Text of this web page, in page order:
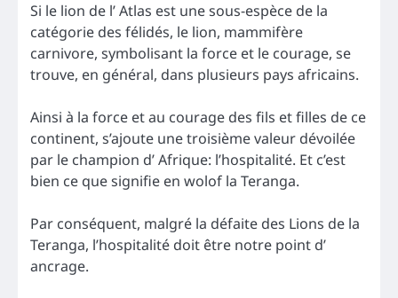
Si le lion de l’ Atlas est une sous-espèce de la
catégorie des félidés, le lion, mammifère
carnivore, symbolisant la force et le courage, se
trouve, en général, dans plusieurs pays africains.
Ainsi à la force et au courage des fils et filles de ce
continent, s’ajoute une troisième valeur dévoilée
par le champion d’ Afrique: l’hospitalité. Et c’est
bien ce que signifie en wolof la Teranga.
Par conséquent, malgré la défaite des Lions de la
Teranga, l’hospitalité doit être notre point d’
ancrage.